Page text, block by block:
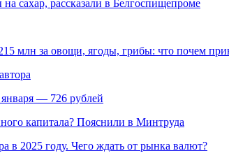
сахар, рассказали в Белгоспищепроме
млн за овощи, ягоды, грибы: что почем
— 726 рублей
капитала? Пояснили в Минтруда
в 2025 году. Чего ждать от рынка валют?